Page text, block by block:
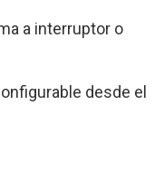
a interruptor o
desde el